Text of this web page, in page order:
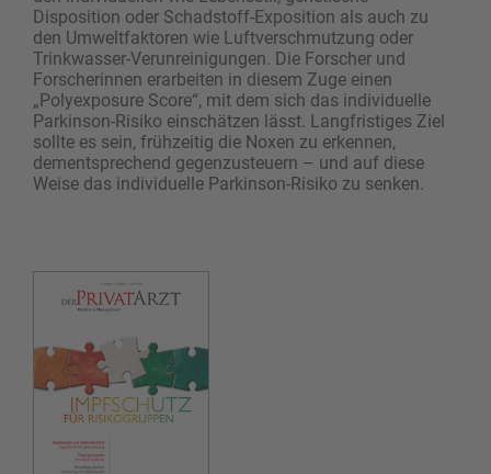
Disposition oder Schadstoff-Exposition als auch zu
den Umweltfaktoren wie Luftverschmutzung oder
Trinkwasser-Verunreinigungen. Die Forscher und
Forscherinnen erarbeiten in diesem Zuge einen
„Polyexposure Score“, mit dem sich das individuelle
Parkinson-Risiko einschätzen lässt. Langfristiges Ziel
sollte es sein, frühzeitig die Noxen zu erkennen,
dementsprechend gegenzusteuern – und auf diese
Weise das individuelle Parkinson-Risiko zu senken.